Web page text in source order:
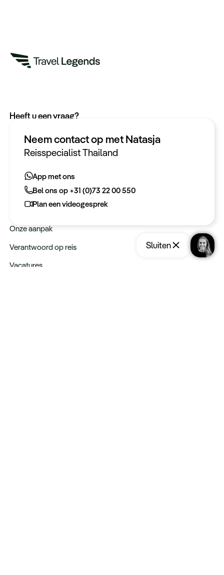
Sluiten
Neem contact op met Natasja
Reisspecialist Thailand
App met ons
Bel ons op +31 (0)73 22 00 550
Plan een videogesprek
Heeft u een vraag?
Bel ons op +31 (0)73 22 00 550
Plan een videogesprek
Meer informatie
Keurmerken
Onze aanpak
Verantwoord op reis
Vacatures